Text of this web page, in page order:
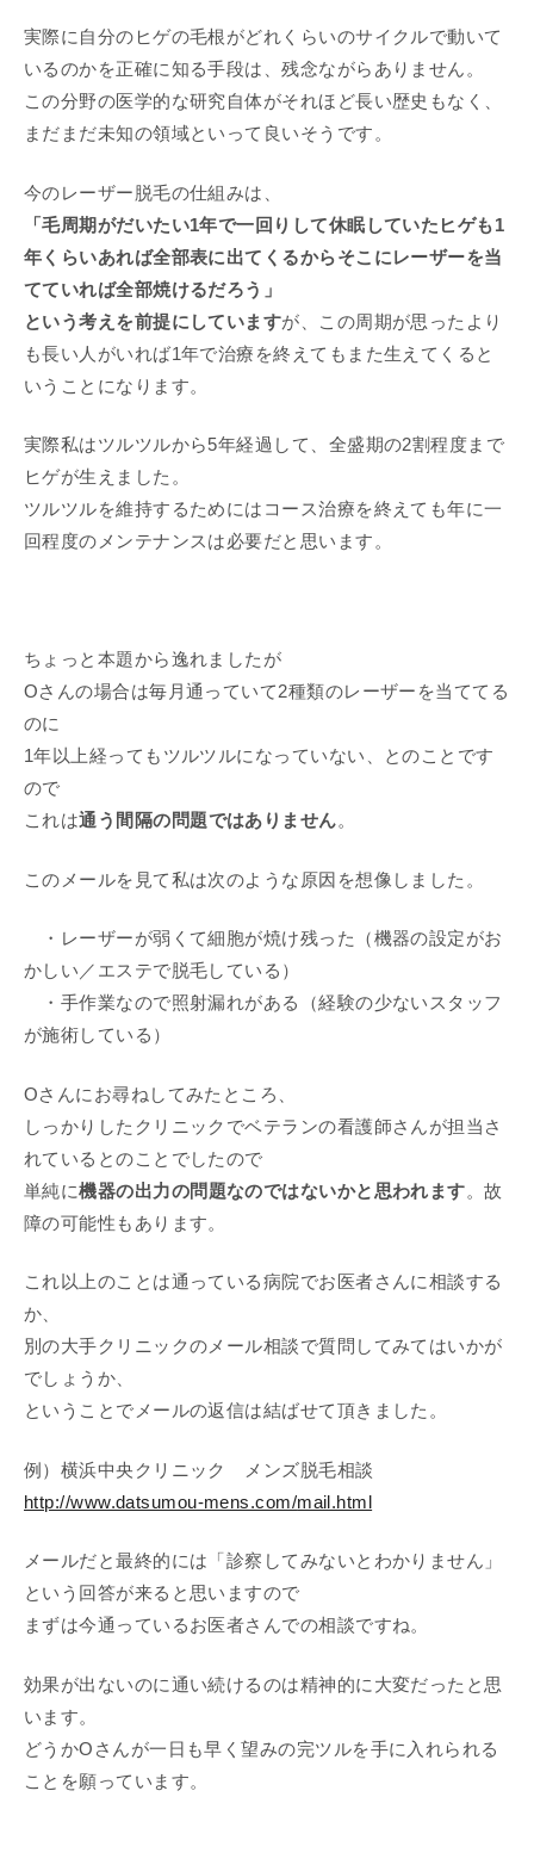
実際に自分のヒゲの毛根がどれくらいのサイクルで動いて
いるのかを正確に知る手段は、残念ながらありません。
この分野の医学的な研究自体がそれほど長い歴史もなく、
まだまだ未知の領域といって良いそうです。
今のレーザー脱毛の仕組みは、
「毛周期がだいたい1年で一回りして休眠していたヒゲも1
年くらいあれば全部表に出てくるからそこにレーザーを当
てていれば全部焼けるだろう」
という考えを前提にしていますが、この周期が思ったより
も長い人がいれば1年で治療を終えてもまた生えてくると
いうことになります。
実際私はツルツルから5年経過して、全盛期の2割程度まで
ヒゲが生えました。
ツルツルを維持するためにはコース治療を終えても年に一
回程度のメンテナンスは必要だと思います。
ちょっと本題から逸れましたが
Oさんの場合は毎月通っていて2種類のレーザーを当ててる
のに
1年以上経ってもツルツルになっていない、とのことです
ので
これは通う間隔の問題ではありません。
このメールを見て私は次のような原因を想像しました。
・レーザーが弱くて細胞が焼け残った（機器の設定がお
かしい／エステで脱毛している）
・手作業なので照射漏れがある（経験の少ないスタッフ
が施術している）
Oさんにお尋ねしてみたところ、
しっかりしたクリニックでベテランの看護師さんが担当さ
れているとのことでしたので
単純に機器の出力の問題なのではないかと思われます。故
障の可能性もあります。
これ以上のことは通っている病院でお医者さんに相談する
か、
別の大手クリニックのメール相談で質問してみてはいかが
でしょうか、
ということでメールの返信は結ばせて頂きました。
例）横浜中央クリニック メンズ脱毛相談
http://www.datsumou-mens.com/mail.html
メールだと最終的には「診察してみないとわかりません」
という回答が来ると思いますので
まずは今通っているお医者さんでの相談ですね。
効果が出ないのに通い続けるのは精神的に大変だったと思
います。
どうかOさんが一日も早く望みの完ツルを手に入れられる
ことを願っています。